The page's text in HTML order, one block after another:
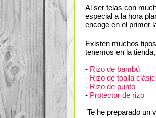
Al ser telas con
especial a la hora
encoge en el primer
Existen muchos
tenemos en la
- Rizo de bambú
- Rizo de toalla
- Rizo de punto
- Protector de rizo
Te he preparado un